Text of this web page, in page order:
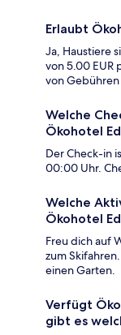
Erlaubt
Ja, Haustiere
von 5.00 EUR
von
Welche
Ökohotel
Der Check-in
00:00 Uhr.
Welche
Ökohotel
Freu dich auf
zum
einen Garten.
Verfügt
gibt es